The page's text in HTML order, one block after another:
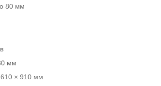
80 мм
мм
× 910 мм